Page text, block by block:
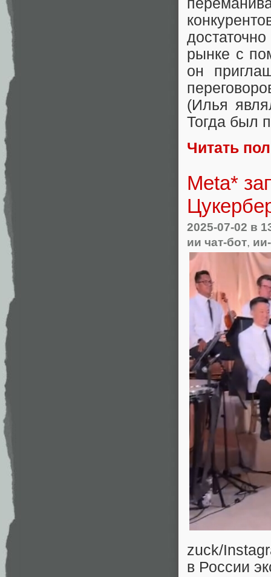
рынке с
он
(Илья
Тогда был
Читать
Meta*
2025-07-02 в
ии чат-бот,
zuck/
в России